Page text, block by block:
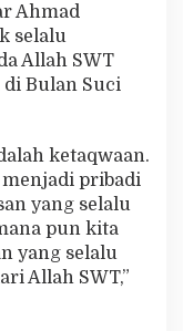
Ahmad
selalu
Allah SWT
Bulan Suci
ketaqwaan.
pribadi
yang selalu
pun kita
yang selalu
Allah SWT,”